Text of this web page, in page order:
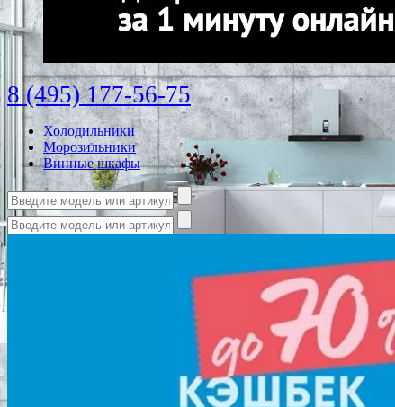
8 (495) 177-56-75
Холодильники
Морозильники
Винные шкафы